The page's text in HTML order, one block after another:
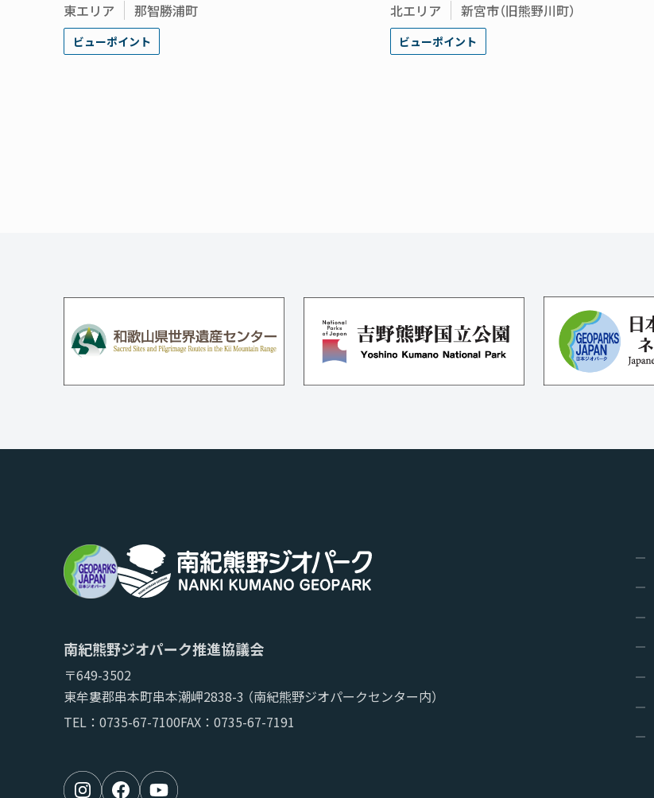
東エリア 那智勝浦町
ビューポイント
北エリア 新宮市（旧熊野川町）
ビューポイント
南紀熊野ジオパーク推進協議会
〒649-3502
東牟婁郡串本町串本潮岬2838-3 （南紀熊野ジオパークセンター内）
TEL： 0735-67-7100FAX：0735-67-7191